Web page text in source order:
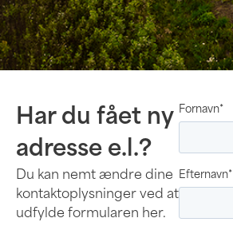
Har du fået ny
adresse e.l.?
Du kan nemt ændre dine
kontaktoplysninger ved at
udfylde formularen her.
Fornavn*
Efternavn*